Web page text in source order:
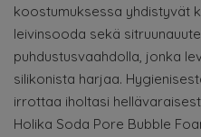
koostumuksessa yhdistyvät
leivinsooda sekä
puhdustusvaahdolla, jonka
silikonista harjaa.
irrottaa iholtasi
Holika Soda Pore Bubble